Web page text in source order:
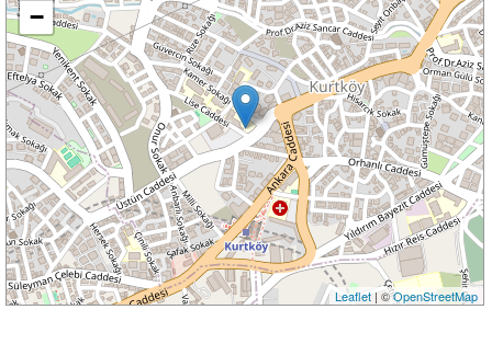
−
Leaflet| ©OpenStreetMap